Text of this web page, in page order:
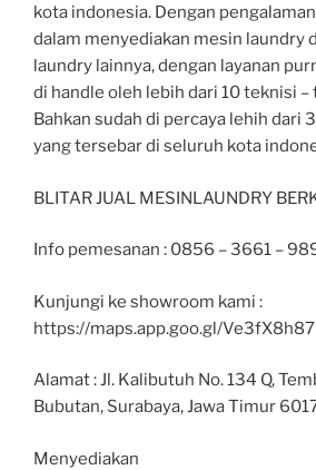
kota indonesia. Dengan
dalam menyediakan mesin laundry
laundry lainnya, dengan layanan
di handle oleh lebih dari 10 teknisi –
Bahkan sudah di percaya lehih dari
yang tersebar di seluruh kota
BLITAR JUAL MESINLAUNDRY
Info pemesanan : 0856 – 3661 –
Kunjungi ke showroom kami :
https://maps.app.goo.gl/
Alamat : Jl. Kalibutuh No. 134 Q,
Bubutan, Surabaya, Jawa Timur
Menyediakan